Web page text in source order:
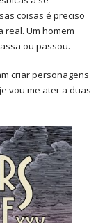
coisas é preciso
real. Um homem
ou passou.
criar personagens
vou me ater a duas